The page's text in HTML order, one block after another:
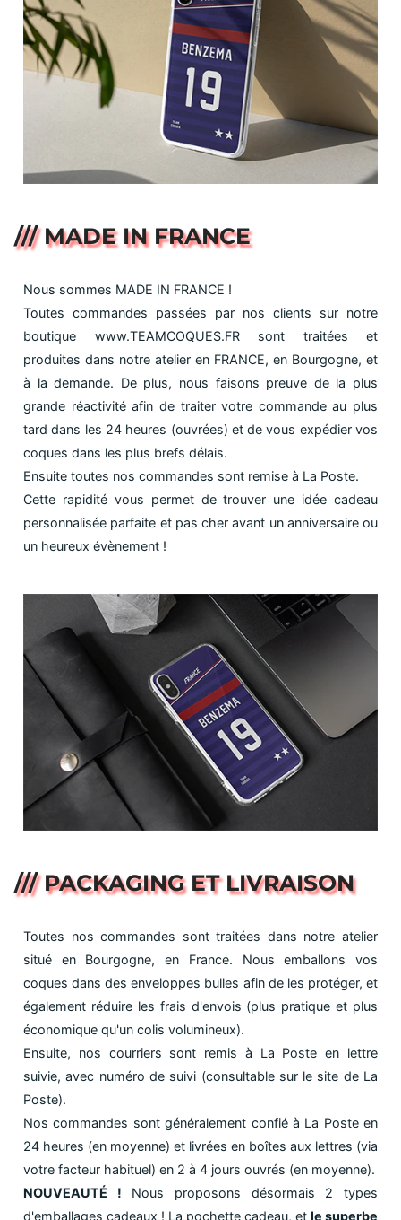
/// MADE IN FRANCE
Nous sommes MADE IN FRANCE !
Toutes commandes passées par nos clients sur notre
boutique www.TEAMCOQUES.FR sont traitées et
produites dans notre atelier en FRANCE, en Bourgogne, et
à la demande. De plus, nous faisons preuve de la plus
grande réactivité afin de traiter votre commande au plus
tard dans les 24 heures (ouvrées) et de vous expédier vos
coques dans les plus brefs délais.
Ensuite toutes nos commandes sont remise à La Poste.
Cette rapidité vous permet de trouver une idée cadeau
personnalisée parfaite et pas cher avant un anniversaire ou
un heureux évènement !
/// PACKAGING ET LIVRAISON
Toutes nos commandes sont traitées dans notre atelier
situé en Bourgogne, en France. Nous emballons vos
coques dans des enveloppes bulles afin de les protéger, et
également réduire les frais d'envois (plus pratique et plus
économique qu'un colis volumineux).
Ensuite, nos courriers sont remis à La Poste en lettre
suivie, avec numéro de suivi (consultable sur le site de La
Poste).
Nos commandes sont généralement confié à La Poste en
24 heures (en moyenne) et livrées en boîtes aux lettres (via
votre facteur habituel) en 2 à 4 jours ouvrés (en moyenne).
NOUVEAUTÉ ! Nous proposons désormais 2 types
d'emballages cadeaux ! La pochette cadeau, et le superbe